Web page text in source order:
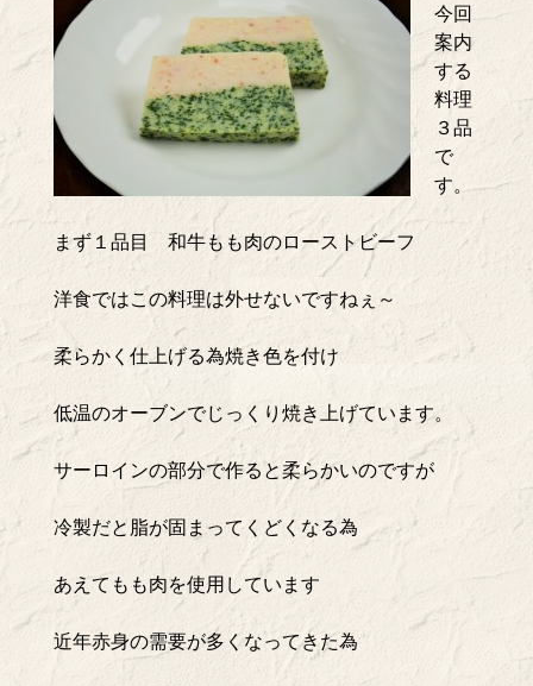
今回
案内
する
料理
３品
で
す。
まず１品目 和牛もも肉のローストビーフ
洋食ではこの料理は外せないですねぇ～
柔らかく仕上げる為焼き色を付け
低温のオーブンでじっくり焼き上げています。
サーロインの部分で作ると柔らかいのですが
冷製だと脂が固まってくどくなる為
あえてもも肉を使用しています
近年赤身の需要が多くなってきた為